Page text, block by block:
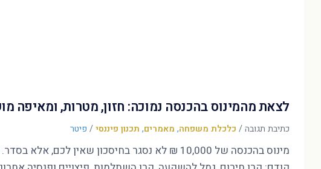
לצאת מהמינוס בהכנסה נמוכה: חזון, מטרות, ומאיפה
כתיבת תגובה/ כלכלת משפחה, מאמרים, תכנון פיננסי/ פיטר